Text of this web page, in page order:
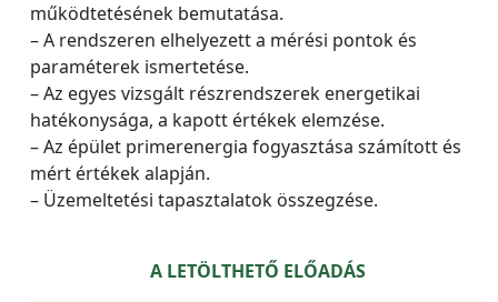
működtetésének bemutatása.
– A rendszeren elhelyezett a mérési pontok és
paraméterek ismertetése.
– Az egyes vizsgált részrendszerek energetikai
hatékonysága, a kapott értékek elemzése.
– Az épület primerenergia fogyasztása számított és
mért értékek alapján.
– Üzemeltetési tapasztalatok összegzése.
A LETÖLTHETŐ ELŐADÁS